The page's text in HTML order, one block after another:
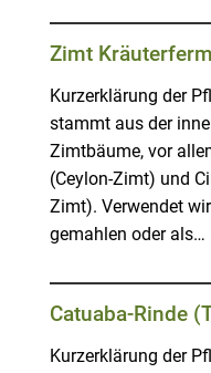
Zimt
Kurzerklärung der
stammt aus der
Zimtbäume, vor
(Ceylon-Zimt) und
Zimt). Verwendet
gemahlen oder als…
Catuaba-Rinde
Kurzerklärung der